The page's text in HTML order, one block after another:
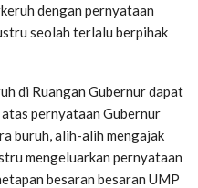
dengan pernyataan
seolah terlalu berpihak
di Ruangan Gubernur dapat
pernyataan Gubernur
buruh, alih-alih mengajak
mengeluarkan pernyataan
besaran besaran UMP